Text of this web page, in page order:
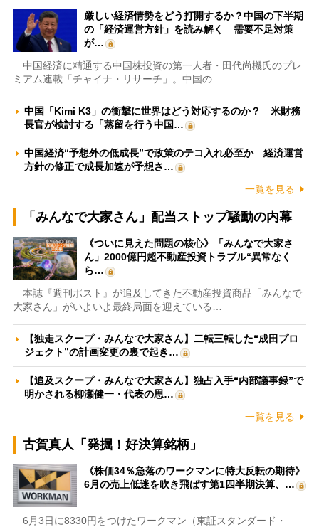
厳しい経済情勢をどう打開するか？中国の下半期
の「経済運営方針」を読み解く 需要不足対策
が…
中国経済に精通する中国株投資の第一人者・田代尚機氏のプレ
ミアム連載「チャイナ・リサーチ」。中国の…
中国「Kimi K3」の衝撃に世界はどう対応するのか？ 米財務
長官が検討する「蒸留を行う中国…
中国経済“予想外の低成長”で政策のテコ入れ必至か 経済運営
方針の修正で成長加速が予想さ…
一覧を見る
「みんなで大家さん」配当ストップ騒動の内幕
《ついに見えた問題の核心》「みんなで大家さ
ん」2000億円超不動産投資トラブル“異常なく
ら…
本誌『週刊ポスト』が追及してきた不動産投資商品「みんなで
大家さん」がいよいよ最終局面を迎えている…
【独走スクープ・みんなで大家さん】二転三転した“成田プロ
ジェクト”の計画変更の裏で起き…
【追及スクープ・みんなで大家さん】独占入手“内部議事録”で
明かされる柳瀬健一・代表の思…
一覧を見る
古賀真人「発掘！好決算銘柄」
《株価34％急落のワークマンに特大反転の期待》
6月の売上低迷を吹き飛ばす第1四半期決算、…
6月3日に8330円をつけたワークマン（東証スタンダード・